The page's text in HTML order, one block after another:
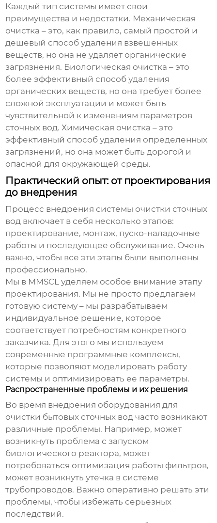
Каждый тип системы имеет свои
преимущества и недостатки. Механическая
очистка – это, как правило, самый простой и
дешевый способ удаления взвешенных
веществ, но она не удаляет органические
загрязнения. Биологическая очистка – это
более эффективный способ удаления
органических веществ, но она требует более
сложной эксплуатации и может быть
чувствительной к изменениям параметров
сточных вод. Химическая очистка – это
эффективный способ удаления определенных
загрязнений, но она может быть дорогой и
опасной для окружающей среды.
Практический опыт: от проектирования
до внедрения
Процесс внедрения системы очистки сточных
вод включает в себя несколько этапов:
проектирование, монтаж, пуско-наладочные
работы и последующее обслуживание. Очень
важно, чтобы все эти этапы были выполнены
профессионально.
Мы в MMSCL уделяем особое внимание этапу
проектирования. Мы не просто предлагаем
готовую систему – мы разрабатываем
индивидуальное решение, которое
соответствует потребностям конкретного
заказчика. Для этого мы используем
современные программные комплексы,
которые позволяют моделировать работу
системы и оптимизировать ее параметры.
Распространенные проблемы и их решения
Во время внедрения оборудования для
очистки бытовых сточных вод часто возникают
различные проблемы. Например, может
возникнуть проблема с запуском
биологического реактора, может
потребоваться оптимизация работы фильтров,
может возникнуть утечка в системе
трубопроводов. Важно оперативно решать эти
проблемы, чтобы избежать серьезных
последствий.